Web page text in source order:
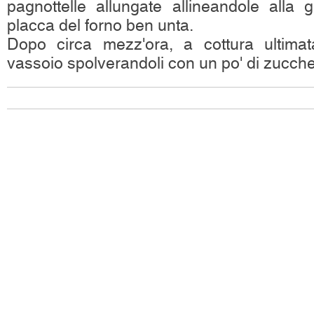
pagnottelle allungate allineandole alla
placca del forno ben unta.
Dopo circa mezz'ora, a cottura
vassoio spolverandoli con un po' di